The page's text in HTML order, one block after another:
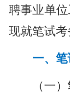
聘事业单
现就笔试
一、
（一）